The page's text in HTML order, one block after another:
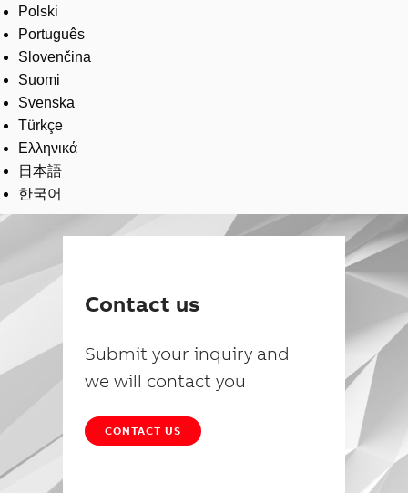
Polski
Português
Slovenčina
Suomi
Svenska
Türkçe
Ελληνικά
日本語
한국어
Contact us
Submit your inquiry and
we will contact you
CONTACT US